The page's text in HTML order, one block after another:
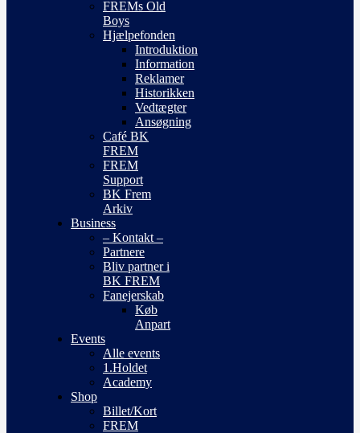
FREMs Old
Boys
Hjælpefonden
Introduktion
Information
Reklamer
Historikken
Vedtægter
Ansøgning
Café BK
FREM
FREM
Support
BK Frem
Arkiv
Business
– Kontakt –
Partnere
Bliv partner i
BK FREM
Fanejerskab
Køb
Anpart
Events
Alle events
1.Holdet
Academy
Shop
Billet/Kort
FREM